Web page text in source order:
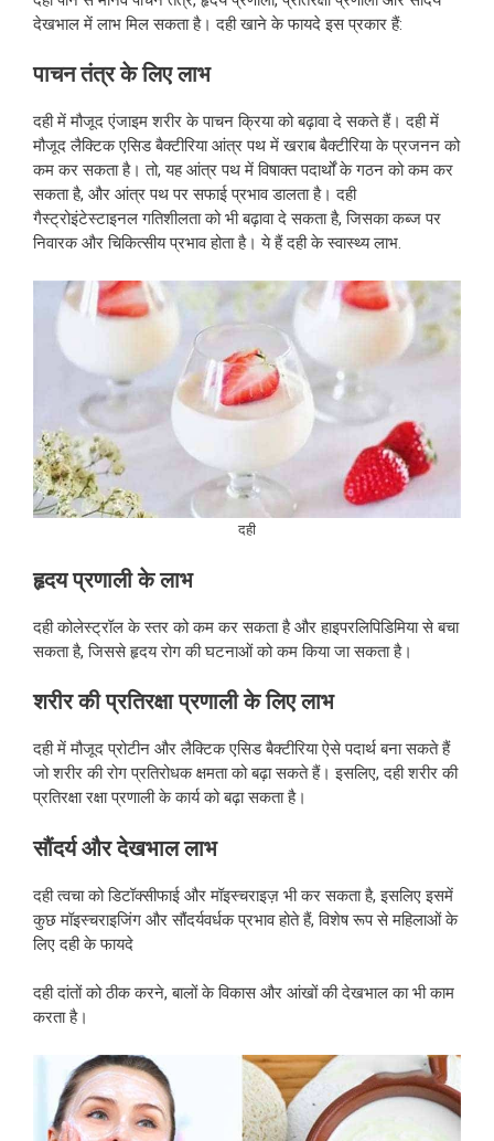
देखभाल में लाभ मिल सकता है। दही खाने के फायदे इस प्रकार हैं:
पाचन तंत्र के लिए लाभ
दही में मौजूद एंजाइम शरीर के पाचन क्रिया को बढ़ावा दे सकते हैं। दही में
मौजूद लैक्टिक एसिड बैक्टीरिया आंत्र पथ में खराब बैक्टीरिया के प्रजनन को
कम कर सकता है। तो, यह आंत्र पथ में विषाक्त पदार्थों के गठन को कम कर
सकता है, और आंत्र पथ पर सफाई प्रभाव डालता है। दही
गैस्ट्रोइंटेस्टाइनल गतिशीलता को भी बढ़ावा दे सकता है, जिसका कब्ज पर
निवारक और चिकित्सीय प्रभाव होता है। ये हैं दही के स्वास्थ्य लाभ.
दही
हृदय प्रणाली के लाभ
दही कोलेस्ट्रॉल के स्तर को कम कर सकता है और हाइपरलिपिडिमिया से बचा
सकता है, जिससे हृदय रोग की घटनाओं को कम किया जा सकता है।
शरीर की प्रतिरक्षा प्रणाली के लिए लाभ
दही में मौजूद प्रोटीन और लैक्टिक एसिड बैक्टीरिया ऐसे पदार्थ बना सकते हैं
जो शरीर की रोग प्रतिरोधक क्षमता को बढ़ा सकते हैं। इसलिए, दही शरीर की
प्रतिरक्षा रक्षा प्रणाली के कार्य को बढ़ा सकता है।
सौंदर्य और देखभाल लाभ
दही त्वचा को डिटॉक्सीफाई और मॉइस्चराइज़ भी कर सकता है, इसलिए इसमें
कुछ मॉइस्चराइजिंग और सौंदर्यवर्धक प्रभाव होते हैं, विशेष रूप से महिलाओं के
लिए दही के फायदे
दही दांतों को ठीक करने, बालों के विकास और आंखों की देखभाल का भी काम
करता है।